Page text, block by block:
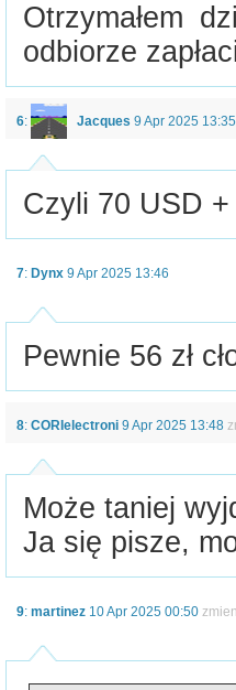
Otrzymałem
odbiorze
6: Jacques 9 Apr 2025 13:35
Czyli 70 USD
7: Dynx 9 Apr 2025 13:46
Pewnie 56 zł
8: CORIelectroni 9 Apr 2025 13:48
Może taniej
Ja się pisze,
9: martinez 10 Apr 2025 00:50